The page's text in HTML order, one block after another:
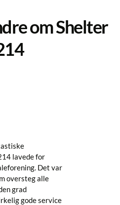
om Shelter
lavede for
Det var
oversteg alle
grad
gode service